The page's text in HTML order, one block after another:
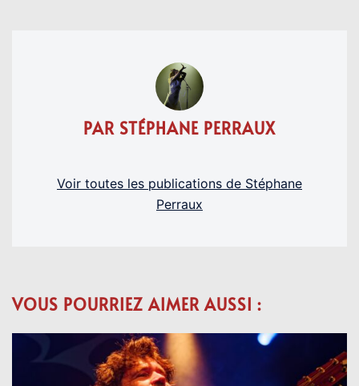
PAR STÉPHANE PERRAUX
Voir toutes les publications de Stéphane
Perraux
VOUS POURRIEZ AIMER AUSSI :